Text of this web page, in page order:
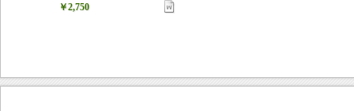
￥2,750